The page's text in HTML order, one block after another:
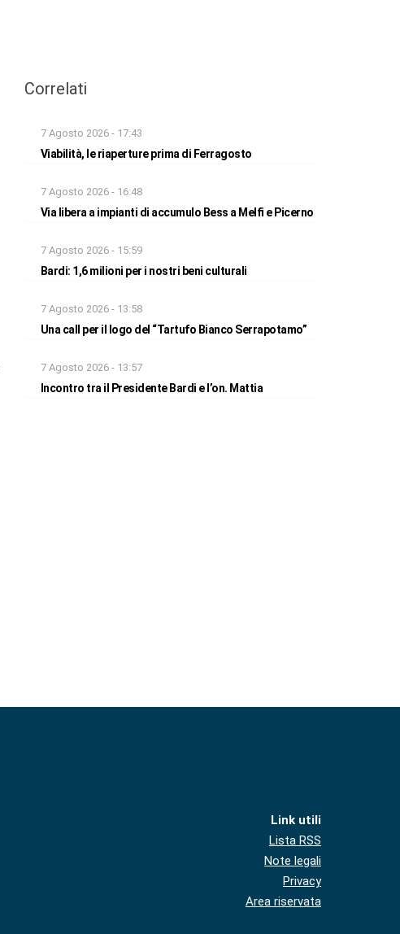
Correlati
7 Agosto 2026 - 17:43
Viabilità, le riaperture prima di Ferragosto
7 Agosto 2026 - 16:48
Via libera a impianti di accumulo Bess a Melfi e Picerno
7 Agosto 2026 - 15:59
Bardi: 1,6 milioni per i nostri beni culturali
7 Agosto 2026 - 13:58
Una call per il logo del “Tartufo Bianco Serrapotamo”
7 Agosto 2026 - 13:57
Incontro tra il Presidente Bardi e l’on. Mattia
Link utili
Lista RSS
Note legali
Privacy
Area riservata